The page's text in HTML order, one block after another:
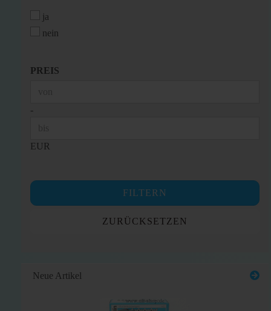
ja
nein
PREIS
PREIS
-
EUR
FILTERN
ZURÜCKSETZEN
Neue Artikel